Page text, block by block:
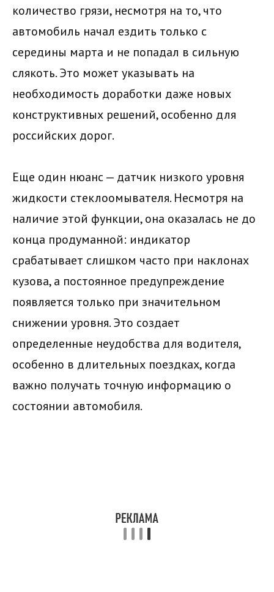
количество грязи, несмотря на то, что
автомобиль начал ездить только с
середины марта и не попадал в сильную
слякоть. Это может указывать на
необходимость доработки даже новых
конструктивных решений, особенно для
российских дорог.
Еще один нюанс — датчик низкого уровня
жидкости стеклоомывателя. Несмотря на
наличие этой функции, она оказалась не до
конца продуманной: индикатор
срабатывает слишком часто при наклонах
кузова, а постоянное предупреждение
появляется только при значительном
снижении уровня. Это создает
определенные неудобства для водителя,
особенно в длительных поездках, когда
важно получать точную информацию о
состоянии автомобиля.